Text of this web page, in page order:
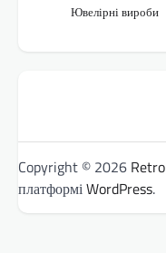
Ювелірні вироби
Copyright © 2026 Retro
платформіWordPress.